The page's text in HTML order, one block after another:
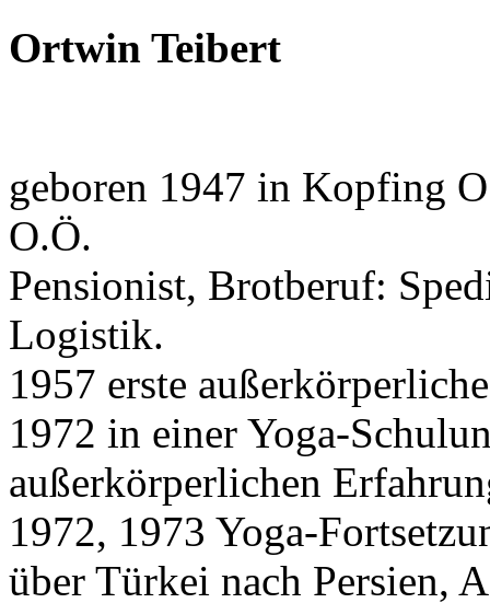
Ortwin Teibert
geboren 1947 in Kopfing
O.Ö.
Pensionist, Brotberuf:
Logistik.
1957 erste
1972 in einer Yoga-
außerkörperlichen
1972, 1973 Yoga-
über Türkei nach Persien,